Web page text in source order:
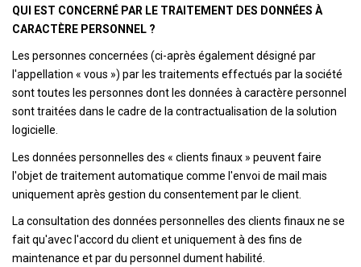
QUI EST CONCERNÉ PAR LE TRAITEMENT DES DONNÉES À
CARACTÈRE PERSONNEL ?
Les personnes concernées (ci-après également désigné par
l'appellation « vous ») par les traitements effectués par la société
sont toutes les personnes dont les données à caractère personnel
sont traitées dans le cadre de la contractualisation de la solution
logicielle.
Les données personnelles des « clients finaux » peuvent faire
l'objet de traitement automatique comme l'envoi de mail mais
uniquement après gestion du consentement par le client.
La consultation des données personnelles des clients finaux ne se
fait qu'avec l'accord du client et uniquement à des fins de
maintenance et par du personnel dument habilité.